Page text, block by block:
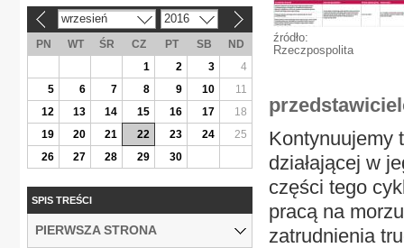
źródło:
Rzeczpospolita
Kontynuujemy
działającej w
części tego
pracą na
zatrudnienia
wrzesień 2016
PN WT ŚR CZ PT SB
ND
1
2 3
4
5
6 7 8 9 10
11
12
13 14 15 16 17
18
19
20 21 22 23 24
25
26
27 28 29 30
SPIS TREŚCI
PIERWSZA STRONA